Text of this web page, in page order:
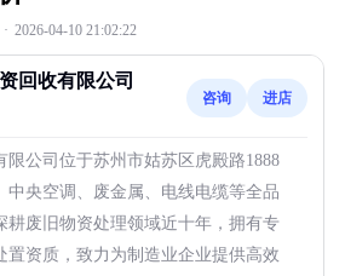
· 2026-04-10 21:02:22
回收有限公司
咨询 进店
限公司位于苏州市姑苏区虎殿路1888
中央空调、废金属、电线电缆等全品
耕废旧物资处理领域近十年，拥有专
置资质，致力为制造业企业提供高效